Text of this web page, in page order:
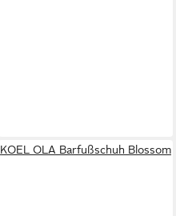
KOEL OLA Barfußschuh Blossom